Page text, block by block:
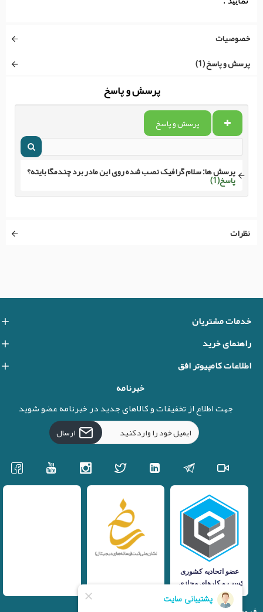
خصوصیات
پرسش و پاسخ (1)
پرسش و پاسخ
پرسش و پاسخ
پرسش ها:
پاسخ(1)
نظرات
خدمات مشتریان
راهنمای خرید
اطلاعات کامپیوتر افق
خبرنامه
جهت اطلاع از تخفیفات و کالاهای جدید در خبرنامه عضو شوید
ارسال